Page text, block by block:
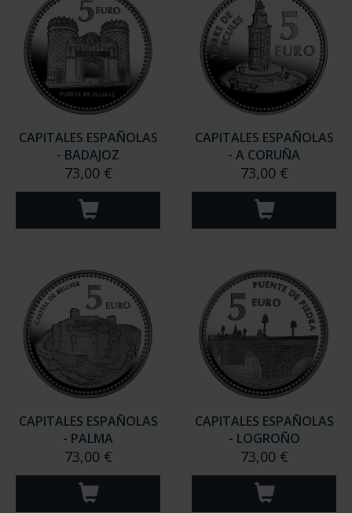
CAPITALES ESPAÑOLAS
- BADAJOZ
73,00 €
CAPITALES ESPAÑOLAS
- A CORUÑA
73,00 €
CAPITALES ESPAÑOLAS
- PALMA
73,00 €
CAPITALES ESPAÑOLAS
- LOGROÑO
73,00 €